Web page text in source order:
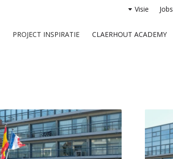
Visie Jobs
PROJECT INSPIRATIE CLAERHOUT ACADEMY